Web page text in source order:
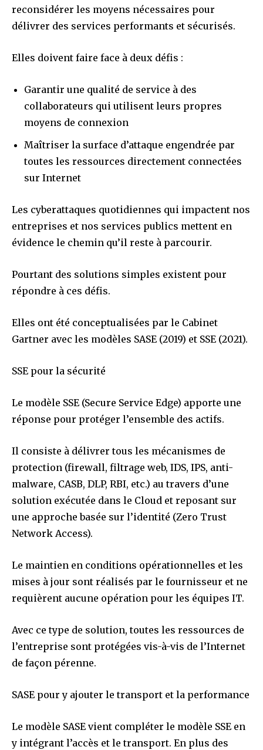
reconsidérer les moyens nécessaires pour
délivrer des services performants et sécurisés.
Elles doivent faire face à deux défis :
Garantir une qualité de service à des
collaborateurs qui utilisent leurs propres
moyens de connexion
Maîtriser la surface d’attaque engendrée par
toutes les ressources directement connectées
sur Internet
Les cyberattaques quotidiennes qui impactent nos
entreprises et nos services publics mettent en
évidence le chemin qu’il reste à parcourir.
Pourtant des solutions simples existent pour
répondre à ces défis.
Elles ont été conceptualisées par le Cabinet
Gartner avec les modèles SASE (2019) et SSE (2021).
SSE pour la sécurité
Le modèle SSE (Secure Service Edge) apporte une
réponse pour protéger l’ensemble des actifs.
Il consiste à délivrer tous les mécanismes de
protection (firewall, filtrage web, IDS, IPS, anti-
malware, CASB, DLP, RBI, etc.) au travers d’une
solution exécutée dans le Cloud et reposant sur
une approche basée sur l’identité (Zero Trust
Network Access).
Le maintien en conditions opérationnelles et les
mises à jour sont réalisés par le fournisseur et ne
requièrent aucune opération pour les équipes IT.
Avec ce type de solution, toutes les ressources de
l’entreprise sont protégées vis-à-vis de l’Internet
de façon pérenne.
SASE pour y ajouter le transport et la performance
Le modèle SASE vient compléter le modèle SSE en
y intégrant l’accès et le transport. En plus des